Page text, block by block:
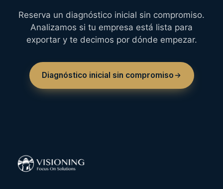
Reserva un diagnóstico inicial sin compromiso.
Analizamos si tu empresa está lista para
exportar y te decimos por dónde empezar.
Diagnóstico inicial sin compromiso